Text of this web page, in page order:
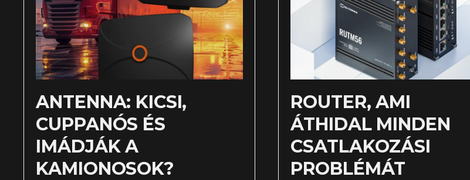
ANTENNA: KICSI,
CUPPANÓS ÉS
IMÁDJÁK A
KAMIONOSOK?
ROUTER, AMI
ÁTHIDAL MINDEN
CSATLAKOZÁSI
PROBLÉMÁT